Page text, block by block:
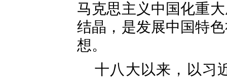
马克思主义中国化重
结晶，是发展中国特
想。
十八大以来，以习